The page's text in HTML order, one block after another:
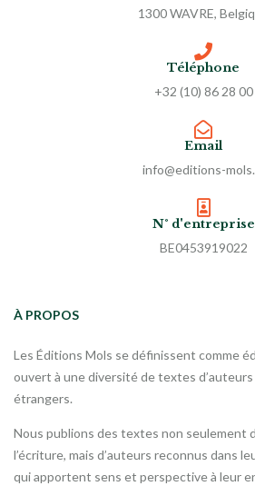
1300 WAVRE,
Téléphone
+32 (10) 86 28 00
Email
info@editions-
N° d'entreprise
BE0453919022
À PROPOS
Les Éditions Mols se définissent comme
ouvert à une diversité de textes
étrangers.
Nous publions des textes non seulement
l’écriture, mais d’auteurs reconnus dans
qui apportent sens et perspective à leur